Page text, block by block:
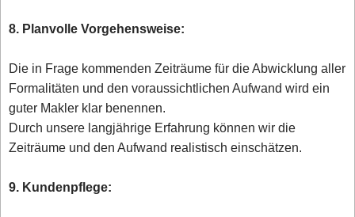
8. Planvolle Vorgehensweise:
Die in Frage kommenden Zeiträume für die Abwicklung aller
Formalitäten und den voraussichtlichen Aufwand wird ein
guter Makler klar benennen.
Durch unsere langjährige Erfahrung können wir die
Zeiträume und den Aufwand realistisch einschätzen.
9. Kundenpflege: